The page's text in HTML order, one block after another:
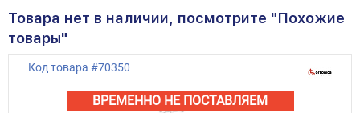
Товара нет в наличии, посмотрите "Похожие
товары"
Код товара #70350
ВРЕМЕННО НЕ ПОСТАВЛЯЕМ